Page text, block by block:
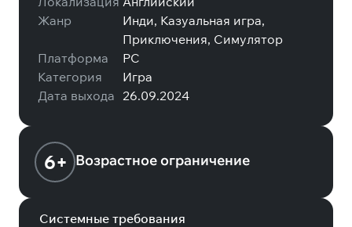
Жанр
Инди, Казуальная игра,
Приключения, Симулятор
Платформа
PC
Категория
Игра
Дата выхода 26.09.2024
6+ Возрастное ограничение
Системные требования